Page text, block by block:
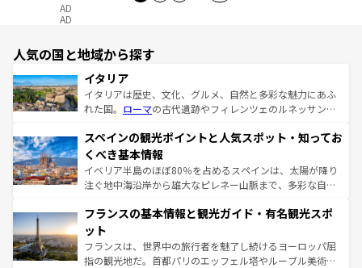
AD
AD
人気の国と地域から探す
イタリア
イタリアは歴史、文化、グルメ、自然と多彩な魅力にあふ
れた国。 ローマの古代遺跡やフィレンツェのルネッサンス
ろん、トスカーナの美しい田園風景やアマルフィ海岸の絶
景など、自然景観も見逃せない。観光の合間には、本場の
ピザやパスタなど、絶品のイタリア料理を堪能することも
できる。朝目覚めてから夜眠るまで、すべての瞬間を楽し
なお、新着のイタリア情報はコンテンツ一覧を参照してほ
しい。
スペインの観光ポイントと人気スポット・知ってお
くべき基本情報
イベリア半島のほぼ80％を占めるスペインは、太陽が降り
注ぐ地中海沿岸から雄大なピレネー山脈まで、多彩な自然
文化が根付くこの国では、情熱的なフラメンコ、熱気あふ
れる闘牛、そして美味しいタパスが生活の一部となってい
る。首都マドリードの洗練された雰囲気や、バルセロナの
アートに溢れた街角から、地方では古代ローマ遺跡や中世
フランスの基本情報と観光ガイド・有名観光スポ
ット
フランスは、世界中の旅行者を魅了し続けるヨーロッパ屈
指の観光地だ。首都パリのエッフェル塔やルーブル美術館